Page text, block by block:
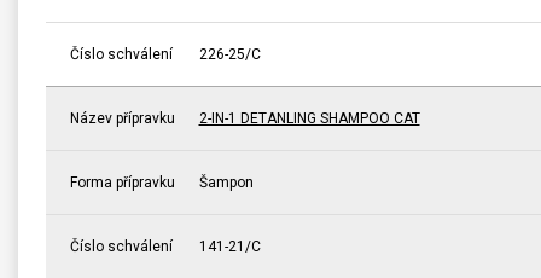
Číslo schválení 226-25/C
Název přípravku 2-IN-1 DETANLING SHAMPOO CAT
Forma přípravku Šampon
Číslo schválení 141-21/C